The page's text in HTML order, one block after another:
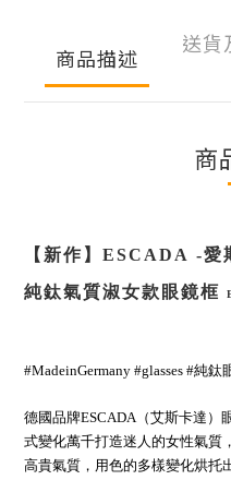
商品描述
送貨
商
【新作】 ESCADA -愛
純鈦氣質淑女款 眼鏡框
#MadeinGermany #glasses #純鈦
德國品牌ESCADA（艾斯卡達）
式變化萬千打造迷人的女性氣質
高貴氣質，用色的多樣變化烘托